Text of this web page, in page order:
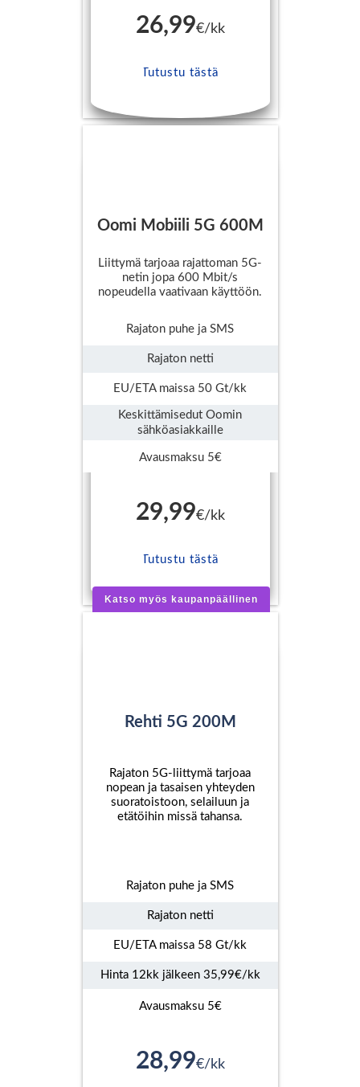
26,99€/kk
Tutustu tästä
Oomi Mobiili 5G 600M
Liittymä tarjoaa rajattoman 5G-
netin jopa 600 Mbit/s
nopeudella vaativaan käyttöön.
Rajaton puhe ja SMS
Rajaton netti
EU/ETA maissa 50 Gt/kk
Keskittämisedut Oomin
sähköasiakkaille
Avausmaksu 5€
29,99€/kk
Tutustu tästä
Katso myös kaupanpäällinen
Rehti 5G 200M
Rajaton 5G-liittymä tarjoaa
nopean ja tasaisen yhteyden
suoratoistoon, selailuun ja
etätöihin missä tahansa.
Rajaton puhe ja SMS
Rajaton netti
EU/ETA maissa 58 Gt/kk
Hinta 12kk jälkeen 35,99€/kk
Avausmaksu 5€
28,99€/kk